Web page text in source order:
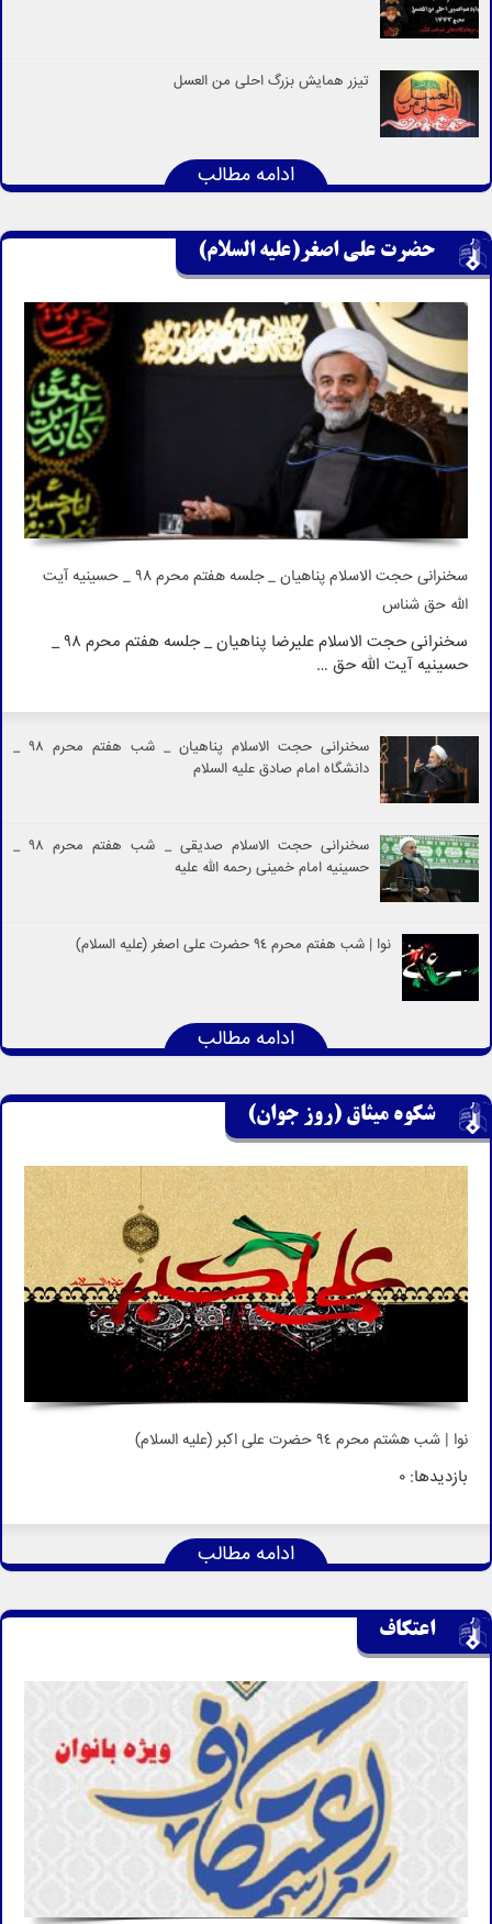
تیزر همایش بزرگ احلی من العسل
ادامه مطالب
حضرت علی اصغر(علیه السلام)
سخنرانی حجت الاسلام پناهیان _ جلسه هفتم محرم 98 _ حسینیه آیت
الله حق شناس
سخنرانی حجت الاسلام علیرضا پناهیان _ جلسه هفتم محرم 98 _
حسینیه آیت الله حق …
سخنرانی حجت الاسلام پناهیان _ شب هفتم محرم 98 _
دانشگاه امام صادق علیه السلام
سخنرانی حجت الاسلام صدیقی _ شب هفتم محرم 98 _
حسینیه امام خمینی رحمه الله علیه
نوا | شب هفتم محرم 94 حضرت علی اصغر (علیه السلام)
ادامه مطالب
شکوه میثاق (روز جوان)
نوا | شب هشتم محرم 94 حضرت علی اکبر (علیه السلام)
بازدیدها: 0
ادامه مطالب
اعتکاف